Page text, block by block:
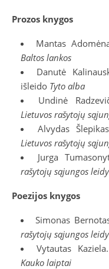
Prozos knygos
Mantas
Baltos lankos
Danutė
išleido Tyto alba
Undinė
Lietuvos rašytojų
Alvydas
Lietuvos rašytojų
Jurga
rašytojų sąjungos
Poezijos knygos
Simonas
rašytojų sąjungos
Vytautas Kaziela.
Kauko laiptai